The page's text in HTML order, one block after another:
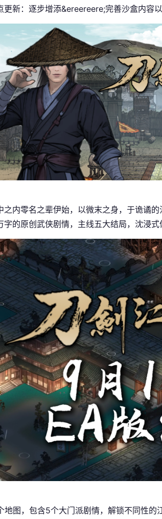
更新：逐步增添&ereereere;完善沙盒内容
之内零名之辈伊始，以微末之身，于诡谲的
的原创武侠剧情，主线五大结局，沈浸式
图，包含5个大门派剧情，解锁不同性的